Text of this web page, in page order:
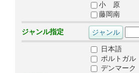
小 原
藤岡南
ジャンル指定
日本語
ポルトガル
デンマーク